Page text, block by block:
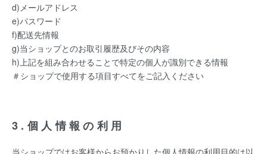
d)メールアドレス
e)パスワード
f)配送先情報
g)当ショップとのお取引履歴及びその内容
h)上記を組み合わせることで特定の個人が識別できる情報
＃ショップで使用する項目すべてをご記入ください
3.個人情報の利用
当ショップではお客様からお預かりした個人情報の利用目的は以